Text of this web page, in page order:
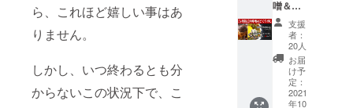
ら、これほど嬉しい事はあ
りません。
しかし、いつ終わるとも分
からないこの状況下で、こ
噌＆ど
て牛め
しセッ
ト】 飛
騨牛肉
味噌 ×3
個 どて
味噌と
支援
者：
20人
お届
け予
定：
2021
年10